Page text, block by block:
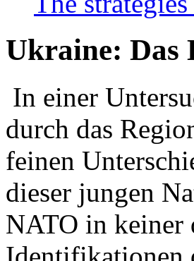
Ukraine: Das
In einer
durch das
feinen
dieser jungen
NATO in keiner